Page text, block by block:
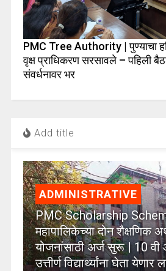
PMC Tree Authority | पुण्याचा
वृक्ष प्राधिकरण सरसावले – पहिली
संवर्धनावर भर
Add title
ADMINISTRATIVE
PMC Scholarship
महापालिकेच्या दोन शैक्षणिक
योजनांसाठी अर्ज सुरू | 10 वी
उत्तीर्ण विद्यार्थ्यांना घेता येणार